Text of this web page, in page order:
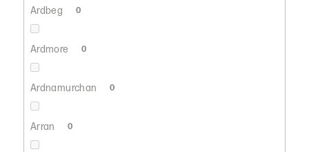
Ardbeg 0
Ardmore 0
Ardnamurchan 0
Arran 0